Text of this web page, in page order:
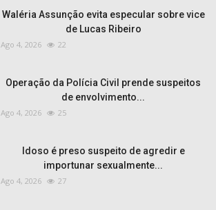
Waléria Assunção evita especular sobre vice
de Lucas Ribeiro
Ago 4, 2026 22
Operação da Polícia Civil prende suspeitos
de envolvimento...
Ago 4, 2026 25
Idoso é preso suspeito de agredir e
importunar sexualmente...
Ago 4, 2026 27